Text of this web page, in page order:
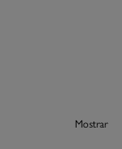
Mostrar